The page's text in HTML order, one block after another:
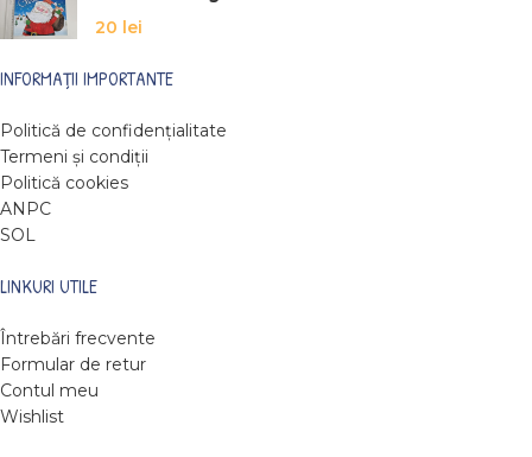
20 lei
INFORMAȚII IMPORTANTE
Politică de confidențialitate
Termeni și condiții
Politică cookies
ANPC
SOL
LINKURI UTILE
Întrebări frecvente
Formular de retur
Contul meu
Wishlist